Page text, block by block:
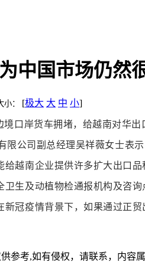
中国市场仍然
小： [极大 大 中 小]
口岸货车拥堵，给越南对华
公司副总经理吴祥薇女士表
越南企业提供许多扩大出口
生及动植物检通报机构及咨
新冠疫情背景下，如果通过正
参考,如有侵权，请联系，内容